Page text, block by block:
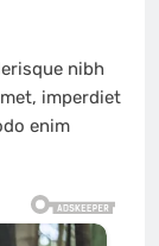
nibh
imperdiet
enim